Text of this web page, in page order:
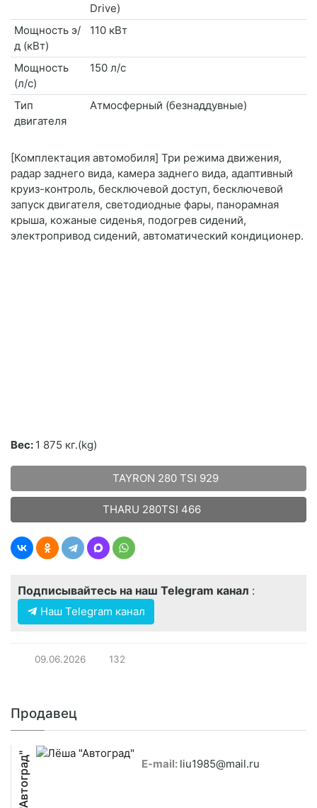
Drive)
Мощность э/
д (кВт)
110 кВт
Мощность
(л/с)
150 л/с
Тип
двигателя
Атмосферный (безнаддувные)
[Комплектация автомобиля] Три режима движения,
радар заднего вида, камера заднего вида, адаптивный
круиз-контроль, бесключевой доступ, бесключевой
запуск двигателя, светодиодные фары, панорамная
крыша, кожаные сиденья, подогрев сидений,
электропривод сидений, автоматический кондиционер.
Вес: 1 875 кг.(kg)
TAYRON 280 TSI 929
THARU 280TSI 466
Подписывайтесь на наш Telegram канал :
Наш Telegram канал
09.06.2026 132
Продавец
E-mail: liu1985@mail.ru